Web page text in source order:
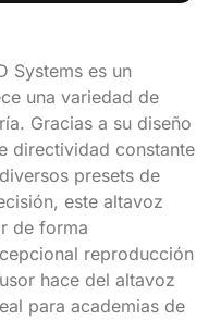
Systems es un
una variedad de
Gracias a su diseño
directividad constante
presets de
este altavoz
de forma
reproducción
hace del altavoz
para academias de